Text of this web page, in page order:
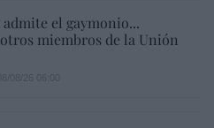
el gaymonio...
miembros de la Unión